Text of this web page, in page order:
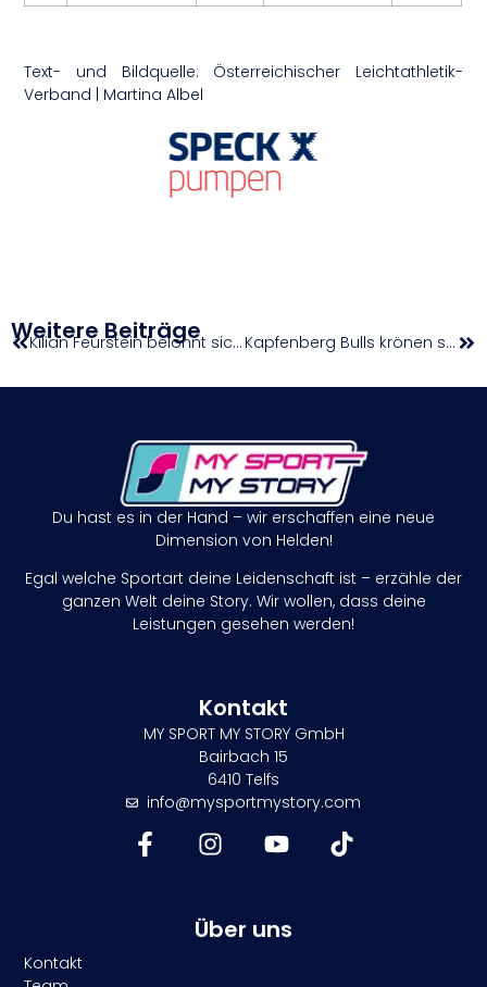
Text- und Bildquelle: Österreichischer Leichtathletik-
Verband | Martina Albel
Weitere Beiträge Kilian Feurstein belohnt sich als Etappensieger mit dem besten Geburtstagsgeschenk Kapfenberg Bulls krönen sich zum Meister der win2day Basketball Superliga
Du hast es in der Hand – wir erschaffen eine neue
Dimension von Helden!
Egal welche Sportart deine Leidenschaft ist – erzähle der
ganzen Welt deine Story. Wir wollen, dass deine
Leistungen gesehen werden!
Kontakt
MY SPORT MY STORY GmbH
Bairbach 15
6410 Telfs
info@mysportmystory.com
Über uns
Kontakt